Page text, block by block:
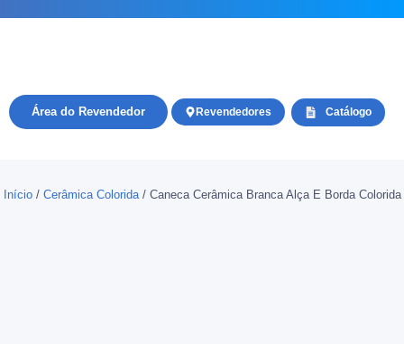
Catálogo
Revendedores
Área do Revendedor
Início/ Cerâmica Colorida/ Caneca Cerâmica Branca Alça E Borda Colorida